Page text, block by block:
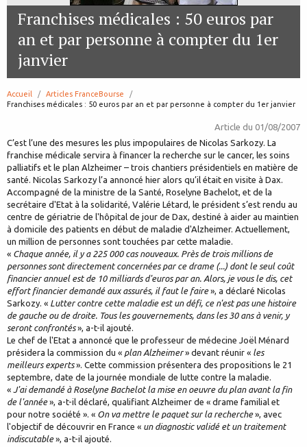
Franchises médicales : 50 euros par
an et par personne à compter du 1er
janvier
Accueil
Articles FranceBourse
page:
Franchises médicales : 50 euros par an et par personne à compter du 1er janvier
Article du 01/08/2007
C’est l’une des mesures les plus impopulaires de Nicolas Sarkozy. La
franchise médicale servira à financer la recherche sur le cancer, les soins
palliatifs et le plan Alzheimer – trois chantiers présidentiels en matière de
santé. Nicolas Sarkozy l’a annoncé hier alors qu’il était en visite à Dax.
Accompagné de la ministre de la Santé, Roselyne Bachelot, et de la
secrétaire d'Etat à la solidarité, Valérie Létard, le président s’est rendu au
centre de gériatrie de l'hôpital de jour de Dax, destiné à aider au maintien
à domicile des patients en début de maladie d'Alzheimer. Actuellement,
un million de personnes sont touchées par cette maladie.
« Chaque année, il y a 225 000 cas nouveaux. Près de trois millions de
personnes sont directement concernées par ce drame (...) dont le seul coût
financier annuel est de 10 milliards d'euros par an. Alors, je vous le dis, cet
effort financier demandé aux assurés, il faut le faire», a déclaré Nicolas
Sarkozy. « Lutter contre cette maladie est un défi, ce n'est pas une histoire
de gauche ou de droite. Tous les gouvernements, dans les 30 ans à venir, y
seront confrontés», a-t-il ajouté.
Le chef de l'Etat a annoncé que le professeur de médecine Joël Ménard
présidera la commission du « plan Alzheimer» devant réunir « les
meilleurs experts». Cette commission présentera des propositions le 21
septembre, date de la journée mondiale de lutte contre la maladie.
« J'ai demandé à Roselyne Bachelot la mise en oeuvre du plan avant la fin
de l'année», a-t-il déclaré, qualifiant Alzheimer de « drame familial et
pour notre société ». « On va mettre le paquet sur la recherche», avec
l'objectif de découvrir en France « un diagnostic validé et un traitement
indiscutable», a-t-il ajouté.